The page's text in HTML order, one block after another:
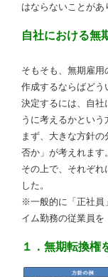
はならないことがあ
自社における無
そもそも、無期雇用
作成するならばどう
決定するには、自社
うに考えるかという
まず、大きな方針
否か」が考えれます。
その上で、それぞれ
した。
※一般的に「正社員
イム勤務の従業員を
１．無期転換権